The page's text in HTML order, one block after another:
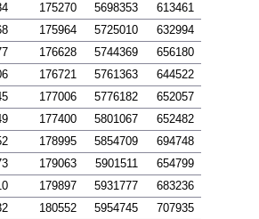
175270 5698353 613461
175964 5725010 632994
176628 5744369 656180
176721 5761363 644522
177006 5776182 652057
177400 5801067 652482
178995 5854709 694748
179063 5901511 654799
179897 5931777 683236
180552 5954745 707935